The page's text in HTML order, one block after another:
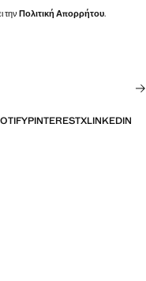
την Πολιτική Απορρήτου.
PINTERESTXLINKEDIN